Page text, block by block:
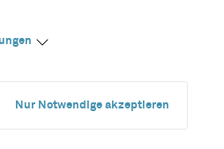
Nur Notwendige akzeptieren